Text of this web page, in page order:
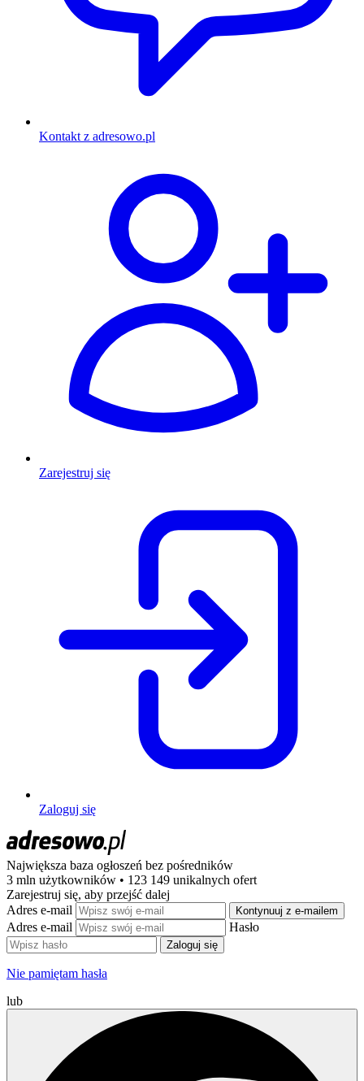
Kontakt z adresowo.pl
Zarejestruj się
Zaloguj się
Największa baza ogłoszeń bez pośredników
3 mln użytkowników • 123 149 unikalnych ofert
Zarejestruj się, aby przejść dalej
Adres e-mail
Kontynuuj z e-mailem
Adres e-mail Hasło
Zaloguj się
Nie pamiętam hasła
lub